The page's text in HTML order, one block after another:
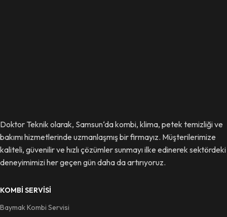
Doktor Teknik olarak, Samsun‘da kombi, klima, petek temizliği ve
bakımı hizmetlerinde uzmanlaşmış bir firmayız. Müşterilerimize
kaliteli, güvenilir ve hızlı çözümler sunmayı ilke edinerek sektördeki
deneyimimizi her geçen gün daha da artırıyoruz.
KOMBI SERVISI
Baymak Kombi Servisi